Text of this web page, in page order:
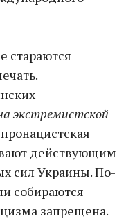
стараются
экстремистской
действующим
сил Украины. По-
собираются
запрещена.